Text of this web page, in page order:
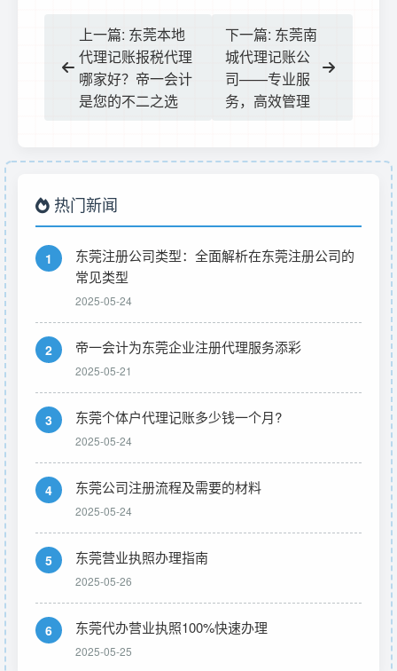
上一篇: 东莞本地
代理记账报税代理
哪家好？帝一会计
是您的不二之选
下一篇: 东莞南
城代理记账公
司——专业服
务，高效管理
热门新闻
1
东莞注册公司类型：全面解析在东莞注册公司的
常见类型
2025-05-24
2 帝一会计为东莞企业注册代理服务添彩
2025-05-21
3 东莞个体户代理记账多少钱一个月?
2025-05-24
4 东莞公司注册流程及需要的材料
2025-05-24
5 东莞营业执照办理指南
2025-05-26
6 东莞代办营业执照100%快速办理
2025-05-25